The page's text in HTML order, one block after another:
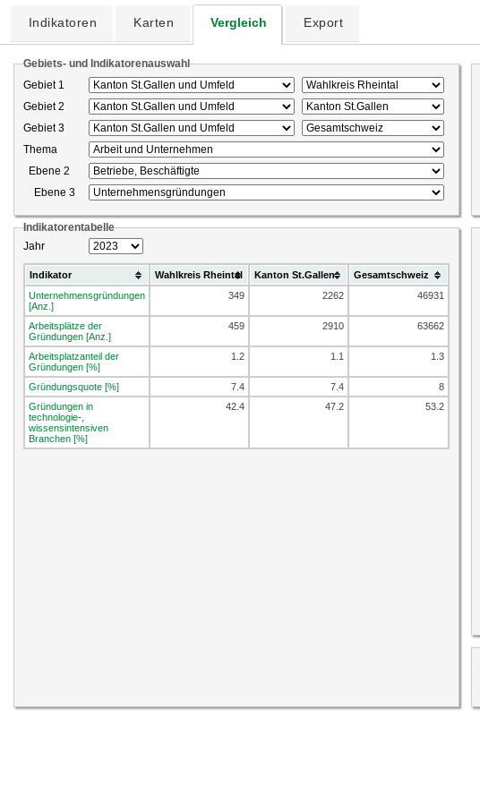
Indikatoren Karten Vergleich Export
Gebiets- und Indikatorenauswahl
Gebiet 1
Gebiet 2
Gebiet 3
Thema
Ebene 2
Ebene 3
Indikatorentabelle
Jahr
Indikator Wahlkreis Rheintal Kanton St.Gallen
Gesamtschweiz
Unternehmensgründungen
[Anz.]
349 2262 46931
Arbeitsplätze der
Gründungen [Anz.]
459 2910 63662
Arbeitsplatzanteil der
Gründungen [%]
1.2 1.1 1.3
Gründungsquote [%] 7.4 7.4
8
Gründungen in
technologie-,
wissensintensiven
Branchen [%]
42.4 47.2 53.2